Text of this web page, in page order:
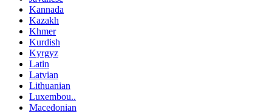
Kannada
Kazakh
Khmer
Kurdish
Kyrgyz
Latin
Latvian
Lithuanian
Luxembou..
Macedonian